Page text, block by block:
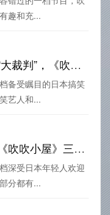
趣和充...
德井义实变身“大裁判”，《吹吹小屋》双倍甜蜜来袭
备受瞩目的日本搞笑
艺人和...
欢笑声不断，《吹吹小屋》三部在线观看，让你享受恋爱的感觉。
深受日本年轻人欢迎
分都有...